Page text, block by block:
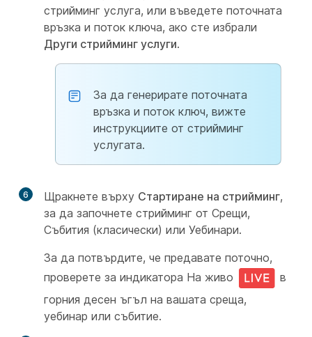
стрийминг услуга, или въведете поточната
връзка и поток ключа, ако сте избрали
Други стрийминг услуги.
За да генерирате поточната
връзка и поток ключ, вижте
инструкциите от стрийминг
услугата.
6 Щракнете върху Стартиране на стрийминг,
за да започнете стрийминг от Срещи,
Събития (класически) или Уебинари.
За да потвърдите, че предавате поточно,
проверете за индикатора На живо
в
горния десен ъгъл на вашата среща,
уебинар или събитие.